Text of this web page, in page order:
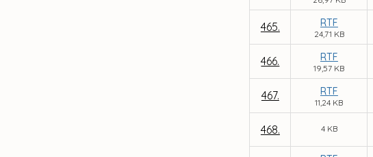
465. RTF
24,71 KB
466. RTF
19,57 KB
467. RTF
11,24 KB
468. 4 KB